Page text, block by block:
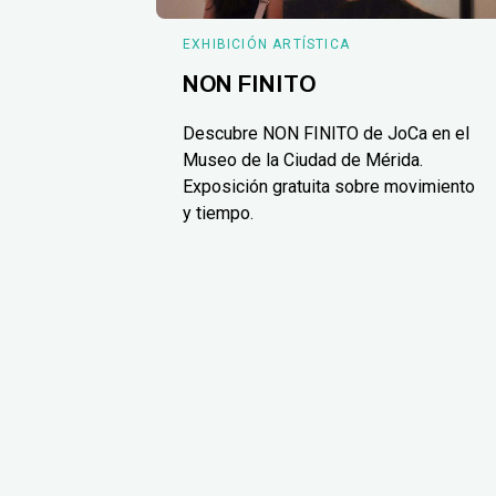
EXHIBICIÓN ARTÍSTICA
NON FINITO
Descubre NON FINITO de JoCa en el
Museo de la Ciudad de Mérida.
Exposición gratuita sobre movimiento
y tiempo.